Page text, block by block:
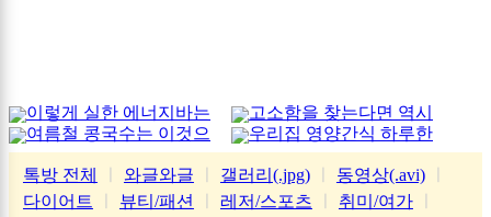
이렇게 실한 에너지바는
처음
고소함을 찾는다면 역시
가평잣
여름철 콩국수는 이것으
로
우리집 영양간식 하루한
줌
톡방 전체
와글와글 갤러리(.jpg) 동영상(.avi)
다이어트
뷰티/패션 레저/스포츠 취미/여가